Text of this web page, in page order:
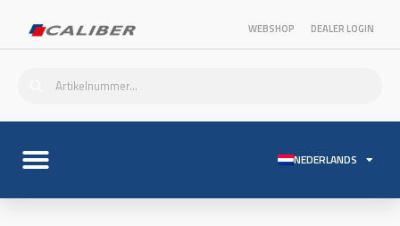
WEBSHOP DEALER LOGIN
NEDERLANDS